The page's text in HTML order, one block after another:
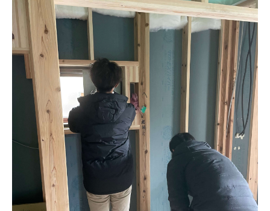
モデルルーム
イベント
ABOUT
会社概要
採用情報
スタッフ紹介
ブログ
お知らせ
お問い合わせ・資料請求
SNS
ブログ